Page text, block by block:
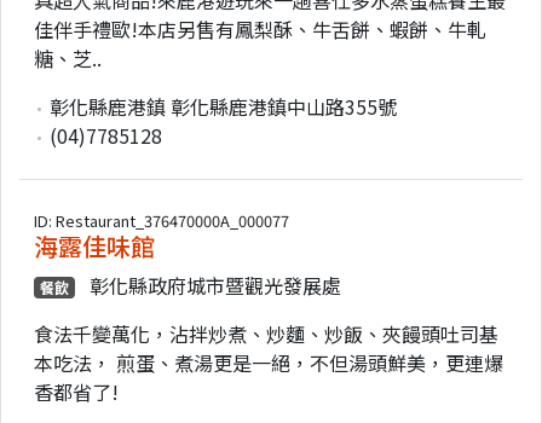
佳伴手禮歐!本店另售有鳳梨酥、牛舌餅、蝦餅、牛軋
糖、芝..
彰化縣鹿港鎮 彰化縣鹿港鎮中山路355號
(04)7785128
ID: Restaurant_376470000A_000077
海露佳味館
餐飲
彰化縣政府城市暨觀光發展處
食法千變萬化，沾拌炒煮、炒麵、炒飯、夾饅頭吐司基
本吃法， 煎蛋、煮湯更是一絕，不但湯頭鮮美，更連爆
香都省了!